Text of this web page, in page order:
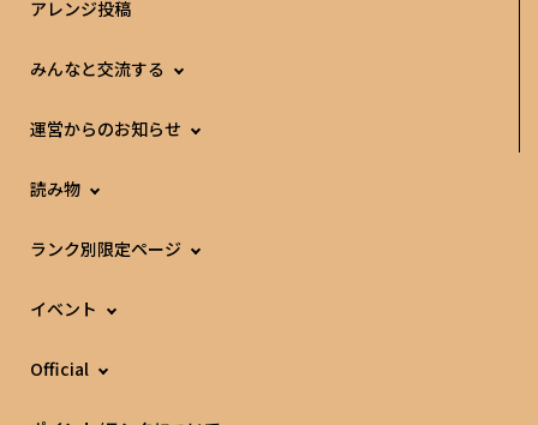
アレンジ投稿
みんなと交流する
運営からのお知らせ
読み物
ランク別限定ページ
イベント
Official